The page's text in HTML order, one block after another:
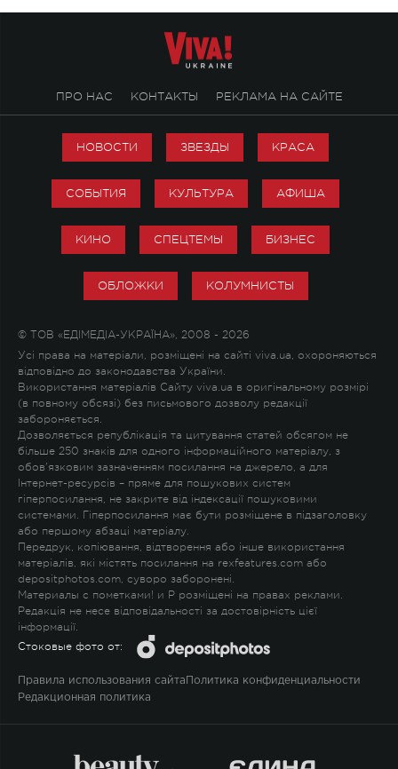
ПРО НАС КОНТАКТЫ РЕКЛАМА НА САЙТЕ
НОВОСТИ ЗВЕЗДЫ КРАСА
СОБЫТИЯ КУЛЬТУРА АФИША
КИНО СПЕЦТЕМЫ БИЗНЕС
ОБЛОЖКИ КОЛУМНИСТЫ
© ТОВ «ЕДІМЕДІА-УКРАЇНА», 2008 - 2026
Усі права на матеріали, розміщені на сайті viva.ua, охороняються
відповідно до законодавства України.
Використання матеріалів Сайту viva.ua в оригінальному розмірі
(в повному обсязі) без письмового дозволу редакції
забороняється.
Дозволяється републікація та цитування статей обсягом не
більше 250 знаків для одного інформаційного матеріалу, з
обов'язковим зазначенням посилання на джерело, а для
Інтернет-ресурсів – пряме для пошукових систем
гіперпосилання, не закрите від індексації пошуковими
системами. Гіперпосилання має бути розміщене в підзаголовку
або першому абзаці матеріалу.
Передрук, копіювання, відтворення або інше використання
матеріалів, які містять посилання на rexfeatures.com або
depositphotos.com, суворо заборонені.
Материалы с пометками! и P розміщені на правах реклами.
Редакція не несе відповідальності за достовірність цієї
інформації.
Стоковые фото от:
Правила использования сайта Политика конфиденциальности
Редакционная политика